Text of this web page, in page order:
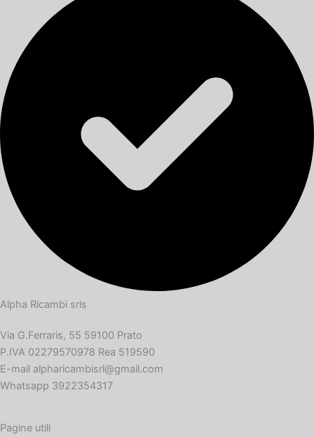
Alpha Ricambi srls
Via G.Ferraris, 55 59100 Prato
P.IVA 02279570978 Rea 519590
E-mail alpharicambisrl@gmail.com
Whatsapp 3922354317
Pagine utili